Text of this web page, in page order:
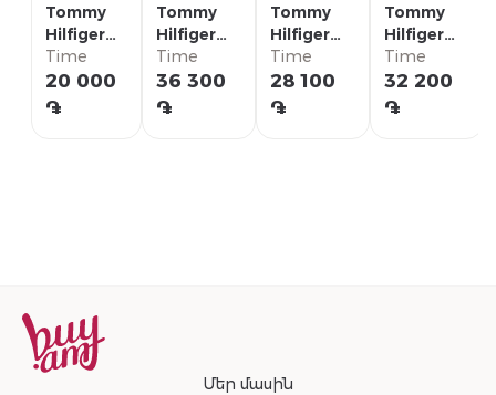
Tommy
Hilfiger
Кольцо/
2790621G
Time
20 000
֏
Tommy
Hilfiger
Ожерелье/
2790673
Time
36 300
֏
Tommy
Hilfiger
Ожерелье/
2790690
Time
28 100
֏
Tommy
Hilfiger
Ожерелье/
2790577
Time
32 200
֏
Մեր մասին